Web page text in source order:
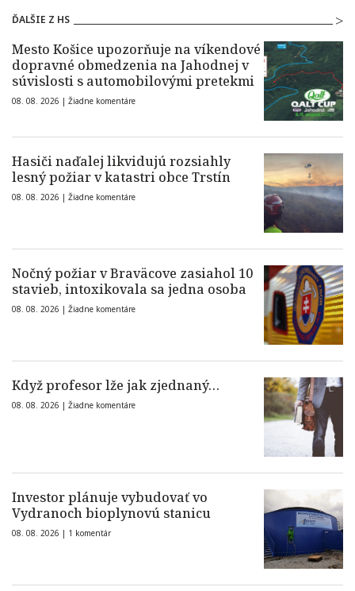
ĎALŠIE Z HS
Mesto Košice upozorňuje na víkendové
dopravné obmedzenia na Jahodnej v
súvislosti s automobilovými pretekmi
08. 08. 2026 | Žiadne komentáre
Hasiči naďalej likvidujú rozsiahly
lesný požiar v katastri obce Trstín
08. 08. 2026 | Žiadne komentáre
Nočný požiar v Braväcove zasiahol 10
stavieb, intoxikovala sa jedna osoba
08. 08. 2026 | Žiadne komentáre
Když profesor lže jak zjednaný…
08. 08. 2026 | Žiadne komentáre
Investor plánuje vybudovať vo
Vydranoch bioplynovú stanicu
08. 08. 2026 | 1 komentár